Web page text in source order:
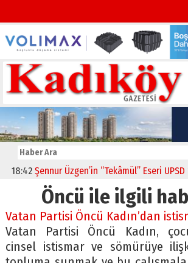
Şennur Üzgen’in “Tekâmül” Eseri UPSD
Öncü ile ilgili
Vatan Partisi Öncü Kadın’dan
Vatan Partisi Öncü Kadın,
cinsel istismar ve sömürüye